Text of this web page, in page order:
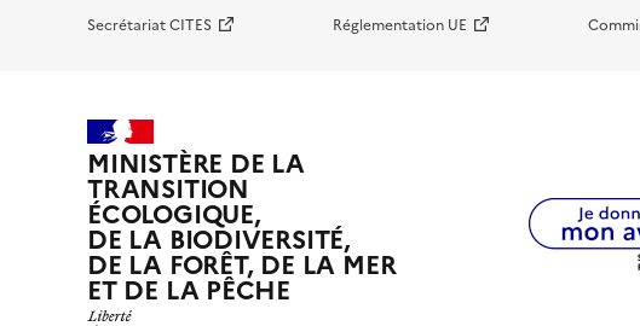
Secrétariat CITES Réglementation UE
MINISTÈRE DE LA
TRANSITION
ÉCOLOGIQUE,
DE LA BIODIVERSITÉ,
DE LA FORÊT, DE LA MER
ET DE LA PÊCHE